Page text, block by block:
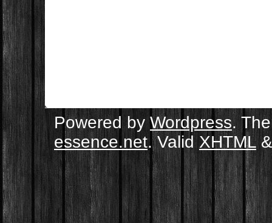
Powered by Wordpress.
essence.net. ValidXHTML